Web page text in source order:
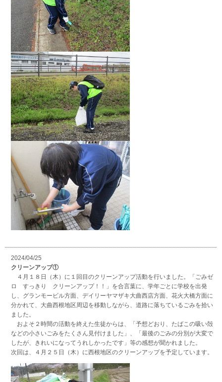
2024/04/25
クリーンアップ①
４月１８日（木）に１回目のクリーンアップ活動を行いました。「ごみゼ
ロ すっきり クリーンアップ！！」を合言葉に、学年ごとに学校を出発
し、グランモービル方面、デイリーヤマザキ大曲西店方面、花火大橋方面に
分かれて、大曲西根地区周辺を移動しながら、道路に落ちているごみを拾い
ました。
およそ２時間の活動を終えた生徒からは、「予想どおり、たばこの吸い殻
などの小さいごみをたくさん見付けました」、「最後のごみの分別が大変で
したが、きれいになってうれしかったです」等の感想が聞かれました。
次回は、４月２５日（木）に西根地区のクリーンアップを予定しています。